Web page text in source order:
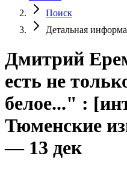
Поиск
Детальная
Дмитрий
есть не
белое..." :
Тюменские
— 13 дек